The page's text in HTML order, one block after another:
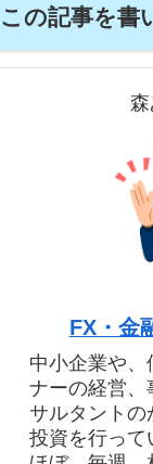
この記事を書
森
FX・金
中小企業や、
ナーの経営、
サルタントの
投資を行って